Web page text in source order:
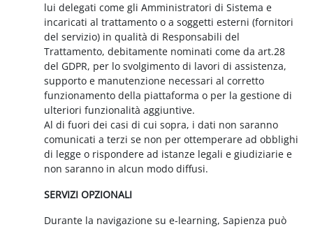
lui delegati come gli Amministratori di Sistema e
incaricati al trattamento o a soggetti esterni (fornitori
del servizio) in qualità di Responsabili del
Trattamento, debitamente nominati come da art.28
del GDPR, per lo svolgimento di lavori di assistenza,
supporto e manutenzione necessari al corretto
funzionamento della piattaforma o per la gestione di
ulteriori funzionalità aggiuntive.
Al di fuori dei casi di cui sopra, i dati non saranno
comunicati a terzi se non per ottemperare ad obblighi
di legge o rispondere ad istanze legali e giudiziarie e
non saranno in alcun modo diffusi.
SERVIZI OPZIONALI
Durante la navigazione su e-learning, Sapienza può